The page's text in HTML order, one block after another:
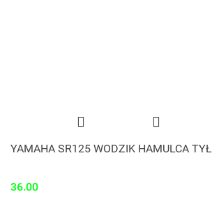
YAMAHA SR125 WODZIK HAMULCA TYŁ
36.00